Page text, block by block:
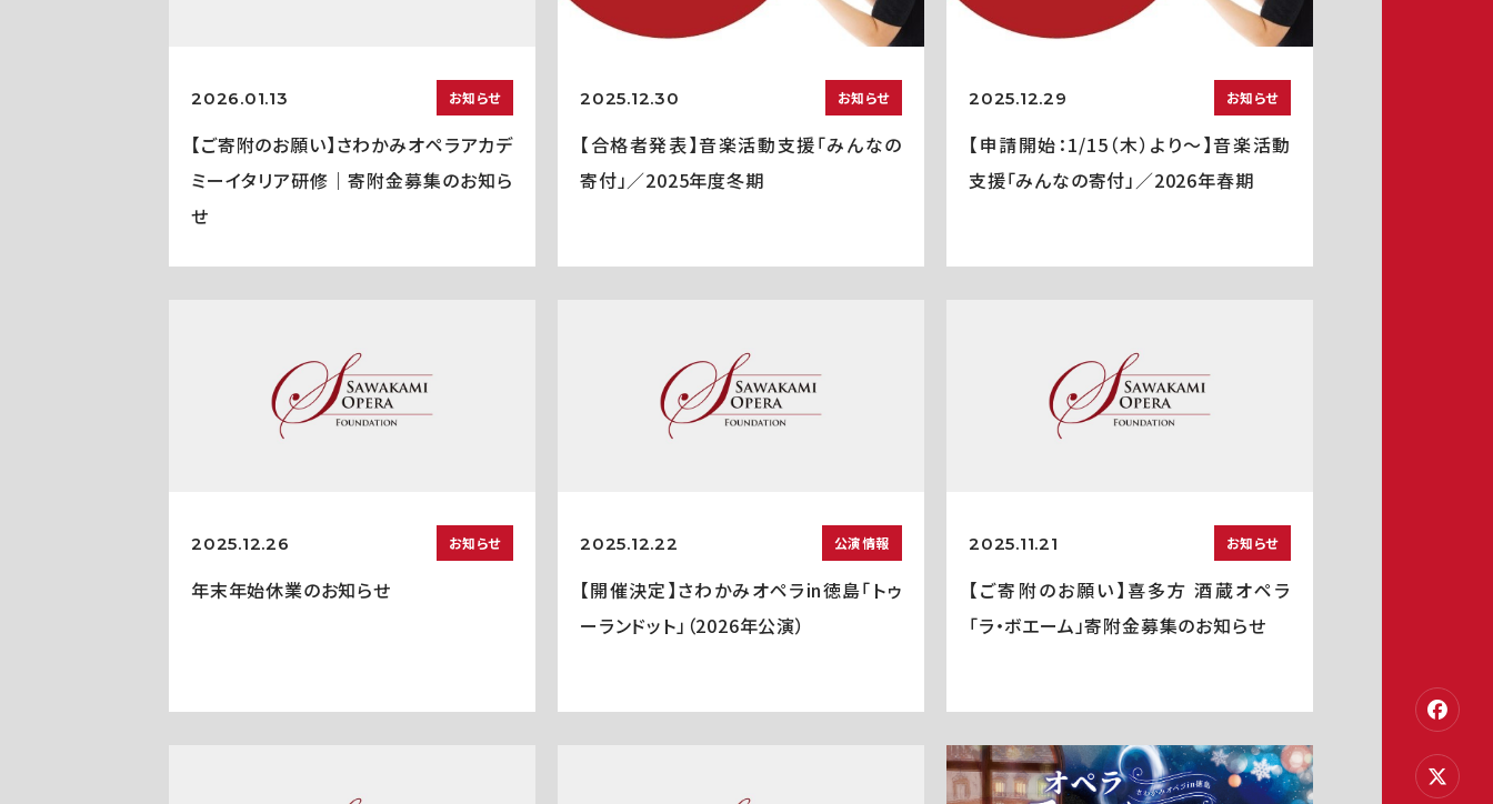
2026.01.13 お知らせ
【ご寄附のお願い】さわかみオペラアカデ
ミーイタリア研修｜寄附金募集のお知ら
せ
2025.12.30 お知らせ
【合格者発表】音楽活動支援「みんなの
寄付」／2025年度冬期
2025.12.29 お知らせ
【申請開始：1/15（木）より～】音楽活動
支援「みんなの寄付」／2026年春期
2025.12.26 お知らせ
年末年始休業のお知らせ
2025.12.22 公演情報
【開催決定】さわかみオペラin徳島「トゥ
ーランドット」（2026年公演）
2025.11.21 お知らせ
【ご寄附のお願い】喜多方 酒蔵オペラ
「ラ・ボエーム」寄附金募集のお知らせ